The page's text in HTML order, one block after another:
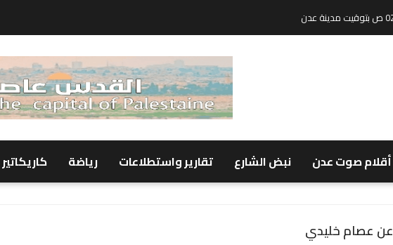
أقلام صوت عدن نبض الشارع تقارير واستطلاعات رياضة كاريكاتير
عن عصام خليدي